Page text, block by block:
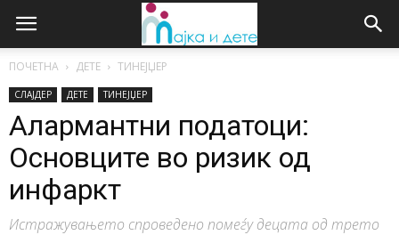
ПОЧЕТНА ДЕТЕ ТИНЕЈЏЕР
СЛАЈДЕР ДЕТЕ ТИНЕЈЏЕР
Алармантни податоци:
Основците во ризик од
инфаркт
Истражувањето спроведено помеѓу децата од трето